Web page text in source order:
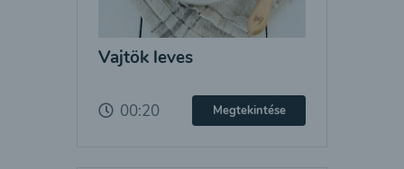
Vajtök leves
00:20 Megtekintése